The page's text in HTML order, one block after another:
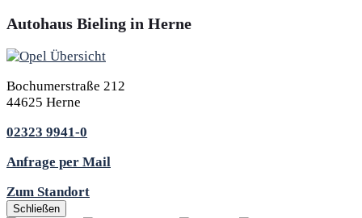
Autohaus Bieling in Herne
Bochumerstraße 212
44625 Herne
02323 9941-0
Anfrage per Mail
Zum Standort
Schließen